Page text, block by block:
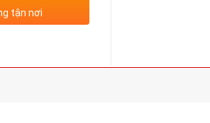
tận nơi